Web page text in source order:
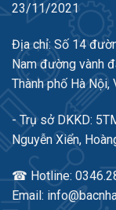
23/11/2021
Địa chỉ: Số 14
Nam đường vành
Thành phố Hà Nội,
- Trụ sở DKKD:
Nguyễn Xiển,
☎ Hotline:
Email: